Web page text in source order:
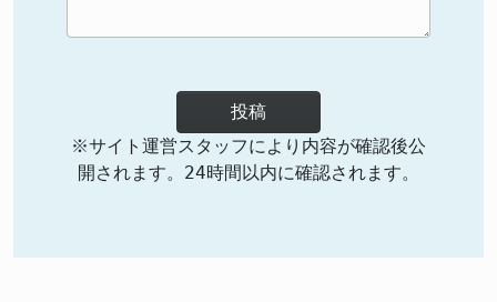
投稿
※サイト運営スタッフにより内容が確認後公
開されます。24時間以内に確認されます。